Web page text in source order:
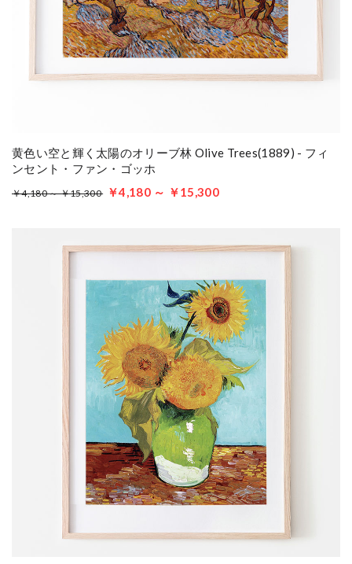
黄色い空と輝く太陽のオリーブ林 Olive Trees(1889) - フィ
ンセント・ファン・ゴッホ
￥4,180 ～ ￥15,300 ￥4,180 ～ ￥15,300